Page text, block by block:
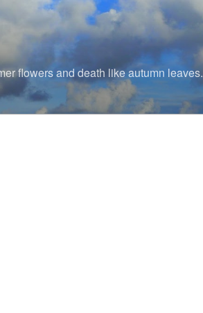
flowers and death like autumn leaves.